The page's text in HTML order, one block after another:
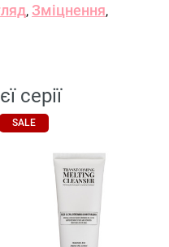
, Зміцнення,
серії
SALE